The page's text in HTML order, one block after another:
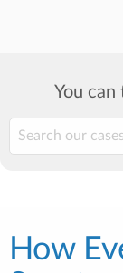
You
How